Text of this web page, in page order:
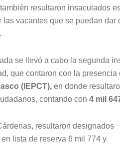
resultaron insaculados
las vacantes que se puedan
se llevó a cabo la segunda
que contaron con la presencia
(IEPCT), en donde
contando con 4 mil
resultaron designados
lista de reserva 6 mil 774 y